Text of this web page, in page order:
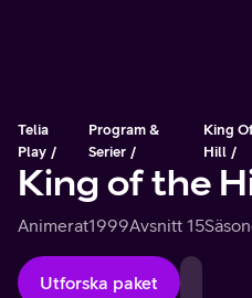
Telia
Play
Program &
Serier
King
Hill
King of the
Animerat1999Avsnitt 15
Utforska paket